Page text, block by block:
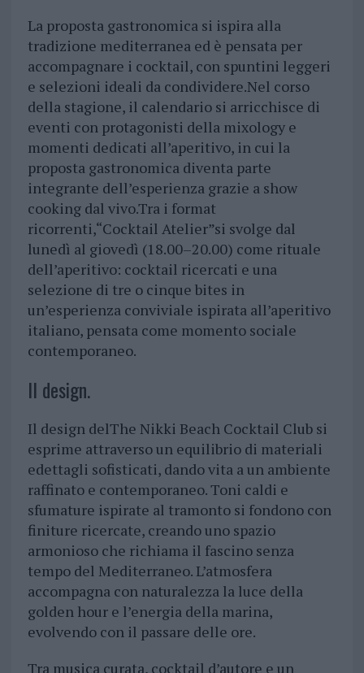
La proposta gastronomica si ispira alla
tradizione mediterranea ed è pensata per
accompagnare i cocktail, con spuntini leggeri
e selezioni ideali da condividere.Nel corso
della stagione, il calendario si arricchisce di
eventi con protagonisti della mixology e
momenti dedicati all’aperitivo, in cui la
proposta gastronomica diventa parte
integrante dell’esperienza grazie a show
cooking dal vivo.Tra i format
ricorrenti,“Cocktail Atelier”si svolge dal
lunedì al giovedì (18.00–20.00) come rituale
dell’aperitivo: cocktail ricercati e una
selezione di tre o cinque bites in
un’esperienza conviviale ispirata all’aperitivo
italiano, pensata come momento sociale
contemporaneo.
Il design.
Il design delThe Nikki Beach Cocktail Club si
esprime attraverso un equilibrio di materiali
edettagli sofisticati, dando vita a un ambiente
raffinato e contemporaneo. Toni caldi e
sfumature ispirate al tramonto si fondono con
finiture ricercate, creando uno spazio
armonioso che richiama il fascino senza
tempo del Mediterraneo. L’atmosfera
accompagna con naturalezza la luce della
golden hour e l’energia della marina,
evolvendo con il passare delle ore.
Tra musica curata, cocktail d’autore e un